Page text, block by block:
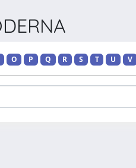
O P Q R S T U V